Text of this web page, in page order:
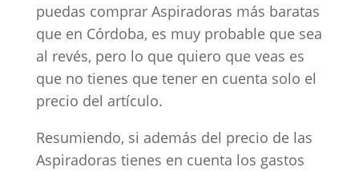
puedas comprar Aspiradoras más baratas
que en Córdoba, es muy probable que sea
al revés, pero lo que quiero que veas es
que no tienes que tener en cuenta solo el
precio del artículo.
Resumiendo, si además del precio de las
Aspiradoras tienes en cuenta los gastos